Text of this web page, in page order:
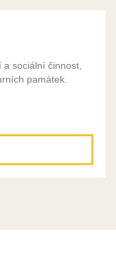
sociální činnost,
památek.